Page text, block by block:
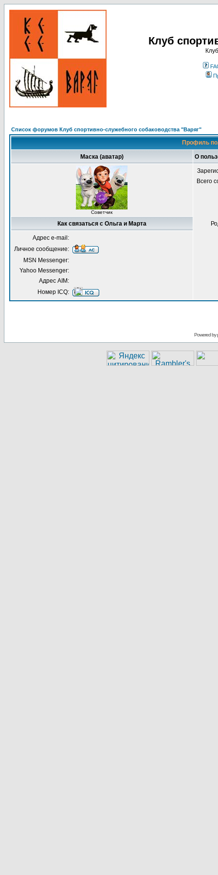
Клуб
Список форумов Клуб спортивно-служебного собаководства "Варяг"
Профиль
Маска (аватар) О
Советчик
Всего
Как связаться с Ольга и Марта
Адрес e-mail:
Личное сообщение:
MSN Messenger:
Yahoo Messenger:
Адрес AIM:
Номер ICQ:
Powered by